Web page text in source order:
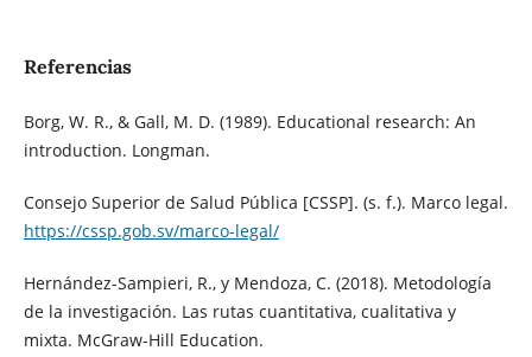
Referencias
Borg, W. R., & Gall, M. D. (1989). Educational research: An
introduction. Longman.
Consejo Superior de Salud Pública [CSSP]. (s. f.). Marco legal.
https://cssp.gob.sv/marco-legal/
Hernández-Sampieri, R., y Mendoza, C. (2018). Metodología
de la investigación. Las rutas cuantitativa, cualitativa y
mixta. McGraw-Hill Education.